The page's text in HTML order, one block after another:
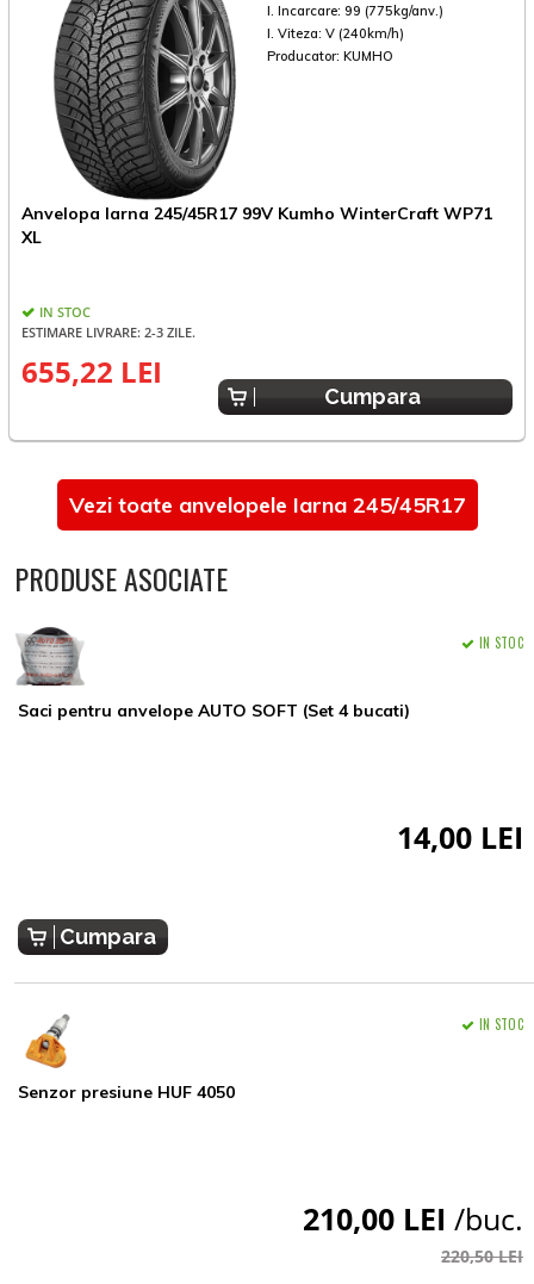
I. Incarcare: 99 (775kg/anv.)
I. Viteza: V (240km/h)
Producator: KUMHO
Anvelopa Iarna 245/45R17 99V Kumho WinterCraft WP71
XL
IN STOC
ESTIMARE LIVRARE: 2-3 ZILE.
655,22 LEI
Cumpara
Vezi toate anvelopele Iarna 245/45R17
PRODUSE ASOCIATE
Saci pentru anvelope AUTO SOFT (Set 4 bucati)
IN STOC
14,00 LEI
Cumpara
Senzor presiune HUF 4050
IN STOC
210,00 LEI /buc.
220,50 LEI